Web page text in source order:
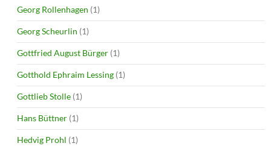
Georg Rollenhagen (1)
Georg Scheurlin (1)
Gottfried August Bürger (1)
Gotthold Ephraim Lessing (1)
Gottlieb Stolle (1)
Hans Büttner (1)
Hedvig Prohl (1)